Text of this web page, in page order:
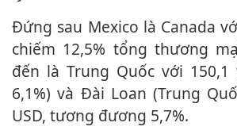
Đứng sau Mexico là Canada với 307,5 tỷ USD,
chiếm 12,5% tổng thương
đến là Trung Quốc với 150,1
6,1%) và Đài Loan (Trung
USD, tương đương 5,7%.